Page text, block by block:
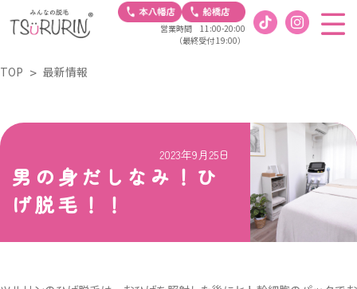
営業時間 11:00-20:00
（最終受付 19:00）
TOP 最新情報
2023年9月25日
男の身だしなみ！ひ
げ脱毛！！